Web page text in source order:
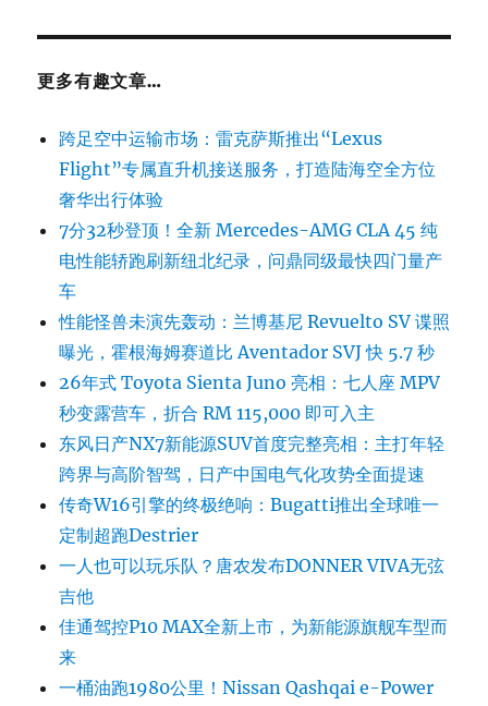
更多有趣文章…
跨足空中运输市场：雷克萨斯推出“Lexus
Flight”专属直升机接送服务，打造陆海空全方位
奢华出行体验
7分32秒登顶！全新 Mercedes-AMG CLA 45 纯
电性能轿跑刷新纽北纪录，问鼎同级最快四门量产
车
性能怪兽未演先轰动：兰博基尼 Revuelto SV 谍照
曝光，霍根海姆赛道比 Aventador SVJ 快 5.7 秒
26年式 Toyota Sienta Juno 亮相：七人座 MPV
秒变露营车，折合 RM 115,000 即可入主
东风日产NX7新能源SUV首度完整亮相：主打年轻
跨界与高阶智驾，日产中国电气化攻势全面提速
传奇W16引擎的终极绝响：Bugatti推出全球唯一
定制超跑Destrier
一人也可以玩乐队？唐农发布DONNER VIVA无弦
吉他
佳通驾控P10 MAX全新上市，为新能源旗舰车型而
来
一桶油跑1980公里！Nissan Qashqai e-Power